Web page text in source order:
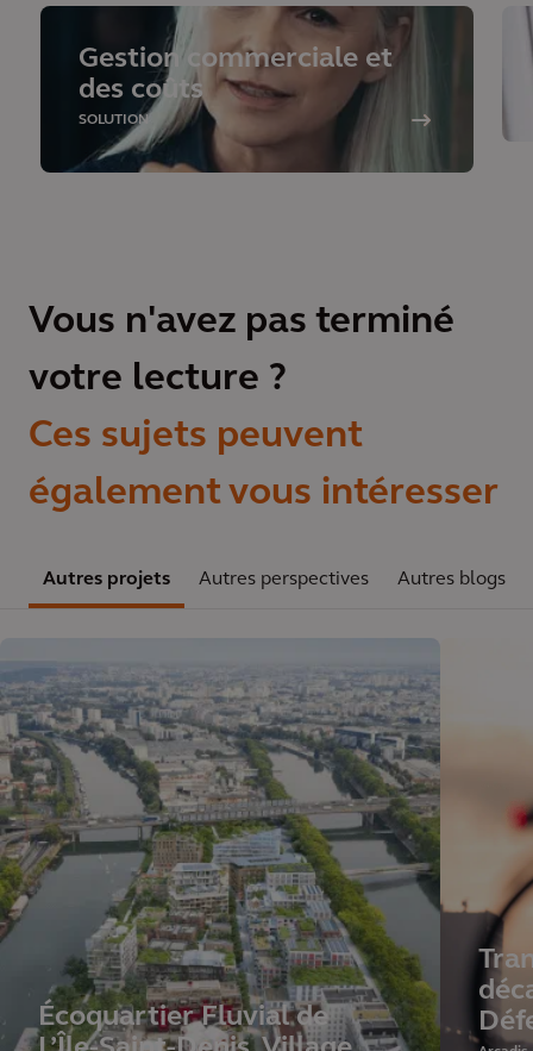
Gestion commerciale et
des coûts
SOLUTION
Vous n'avez pas terminé
votre lecture ?
Ces sujets peuvent
également vous intéresser
Autres projets Autres perspectives Autres blogs
Écoquartier Fluvial de